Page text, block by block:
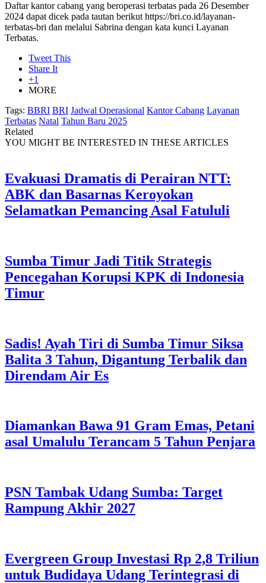
Daftar kantor cabang yang beroperasi terbatas pada 26 Desember
2024 dapat dicek pada tautan berikut https://bri.co.id/layanan-
terbatas-bri dan melalui Sabrina dengan kata kunci Layanan
Terbatas.
Tweet This
Share It
+1
MORE
Tags: BBRI BRI Jadwal Operasional Kantor Cabang Layanan
Terbatas Natal Tahun Baru 2025
Related
YOU MIGHT BE INTERESTED IN THESE ARTICLES
Evakuasi Dramatis di Perairan NTT:
ABK dan Basarnas Keroyokan
Selamatkan Pemancing Asal Fatululi
Sumba Timur Jadi Titik Strategis
Pencegahan Korupsi KPK di Indonesia
Timur
Sadis! Ayah Tiri di Sumba Timur Siksa
Balita 3 Tahun, Digantung Terbalik dan
Direndam Air Es
Diamankan Bawa 91 Gram Emas, Petani
asal Umalulu Terancam 5 Tahun Penjara
PSN Tambak Udang Sumba: Target
Rampung Akhir 2027
Evergreen Group Investasi Rp 2,8 Triliun
untuk Budidaya Udang Terintegrasi di